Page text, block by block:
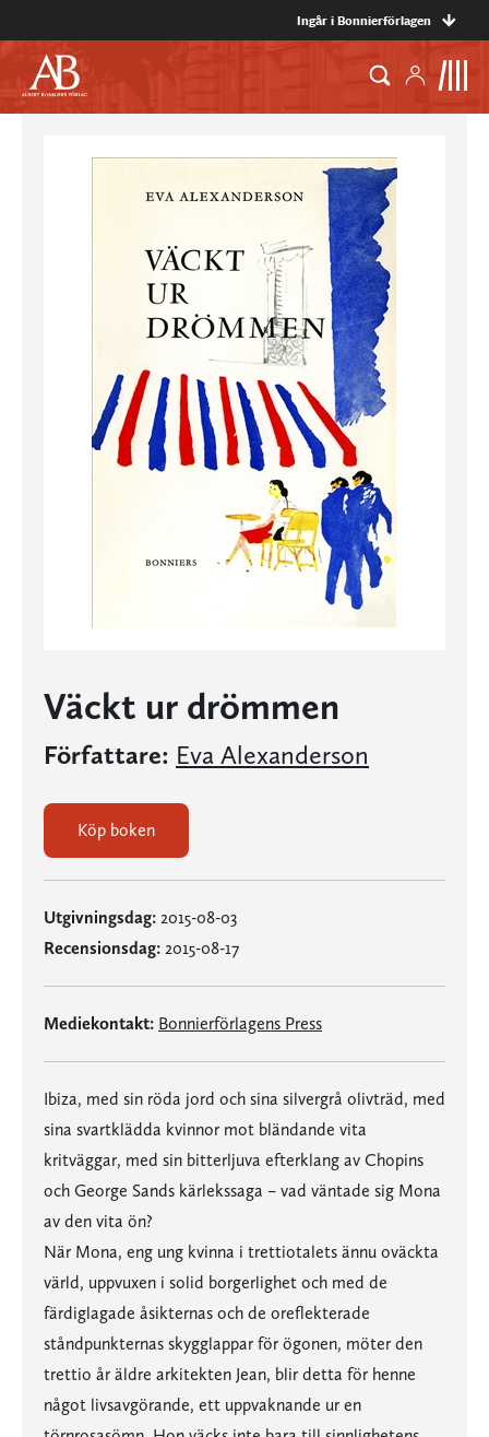
Ingår i Bonnierförlagen
Väckt ur drömmen
Författare: Eva Alexanderson
Köp boken
Utgivningsdag: 2015-08-03
Recensionsdag: 2015-08-17
Mediekontakt: Bonnierförlagens Press
Ibiza, med sin röda jord och sina silvergrå olivträd, med
sina svartklädda kvinnor mot bländande vita
kritväggar, med sin bitterljuva efterklang av Chopins
och George Sands kärlekssaga – vad väntade sig Mona
av den vita ön?
När Mona, eng ung kvinna i trettiotalets ännu oväckta
värld, uppvuxen i solid borgerlighet och med de
färdiglagade åsikternas och de oreflekterade
ståndpunkternas skygglappar för ögonen, möter den
trettio år äldre arkitekten Jean, blir detta för henne
något livsavgörande, ett uppvaknande ur en